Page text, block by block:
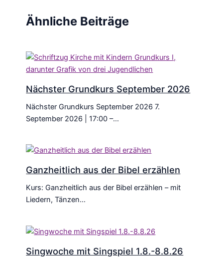
Ähnliche Beiträge
Nächster Grundkurs September 2026
Nächster Grundkurs September 2026 7.
September 2026 | 17:00 –…
Ganzheitlich aus der Bibel erzählen
Kurs: Ganzheitlich aus der Bibel erzählen – mit
Liedern, Tänzen…
Singwoche mit Singspiel 1.8.-8.8.26